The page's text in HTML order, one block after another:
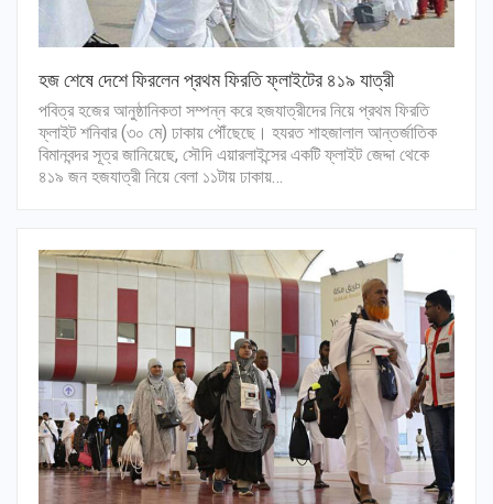
হজ শেষে দেশে ফিরলেন প্রথম ফিরতি ফ্লাইটের ৪১৯ যাত্রী
পবিত্র হজের আনুষ্ঠানিকতা সম্পন্ন করে হজযাত্রীদের নিয়ে প্রথম ফিরতি
ফ্লাইট শনিবার (৩০ মে) ঢাকায় পৌঁছেছে। হযরত শাহজালাল আন্তর্জাতিক
বিমানবন্দর সূত্র জানিয়েছে, সৌদি এয়ারলাইন্সের একটি ফ্লাইট জেদ্দা থেকে
৪১৯ জন হজযাত্রী নিয়ে বেলা ১১টায় ঢাকায়…